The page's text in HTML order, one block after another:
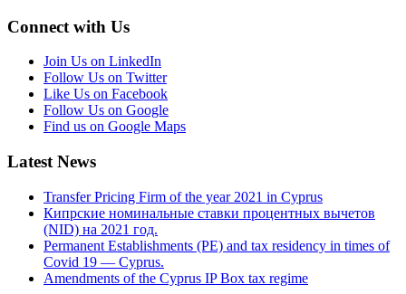
Connect with Us
Join Us on LinkedIn
Follow Us on Twitter
Like Us on Facebook
Follow Us on Google
Find us on Google Maps
Latest News
Transfer Pricing Firm of the year 2021 in Cyprus
Кипрские номинальные ставки процентных вычетов
(NID) на 2021 год.
Permanent Establishments (PE) and tax residency in times of
Covid 19 — Cyprus.
Amendments of the Cyprus IP Box tax regime